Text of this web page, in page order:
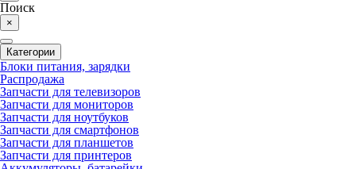
Поиск
×
Категории
Блоки питания, зарядки
Распродажа
Запчасти для телевизоров
Запчасти для мониторов
Запчасти для ноутбуков
Запчасти для смартфонов
Запчасти для планшетов
Запчасти для принтеров